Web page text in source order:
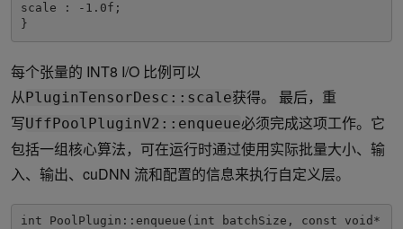
scale : -1.0f;
}
每个张量的 INT8 I/O 比例可以
从PluginTensorDesc::scale获得。 最后，重
写UffPoolPluginV2::enqueue必须完成这项工作。它
包括一组核心算法，可在运行时通过使用实际批量大小、输
入、输出、cuDNN 流和配置的信息来执行自定义层。
int PoolPlugin::enqueue(int batchSize, const void*